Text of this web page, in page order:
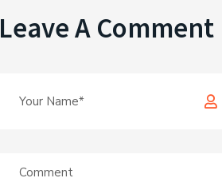
Leave A Comment